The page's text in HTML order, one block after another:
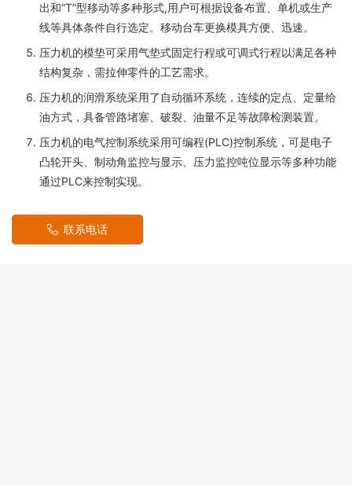
出和“T”型移动等多种形式,用户可根据设备布置、单机或生产
线等具体条件自行选定。移动台车更换模具方便、迅速。
压力机的模垫可采用气垫式固定行程或可调式行程以满足各种
结构复杂，需拉伸零件的工艺需求。
压力机的润滑系统采用了自动循环系统，连续的定点、定量给
油方式，具备管路堵塞、破裂、油量不足等故障检测装置。
压力机的电气控制系统采用可编程(PLC)控制系统，可是电子
凸轮开头、制动角监控与显示、压力监控吨位显示等多种功能
通过PLC来控制实现。
联系电话